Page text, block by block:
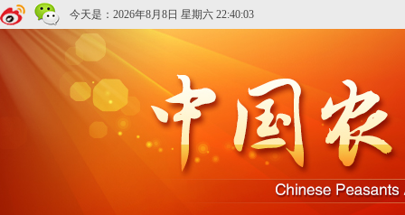
今天是： 2026年8月8日 星期六 22:40:04